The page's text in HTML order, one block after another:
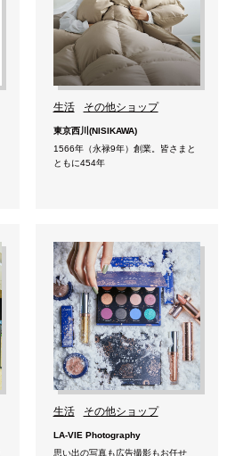
生活 その他ショップ
東京西川(NISIKAWA)
1566年（永禄9年）創業。皆さまと
ともに454年
生活 その他ショップ
LA-VIE Photography
思い出の写真も広告撮影もお任せ